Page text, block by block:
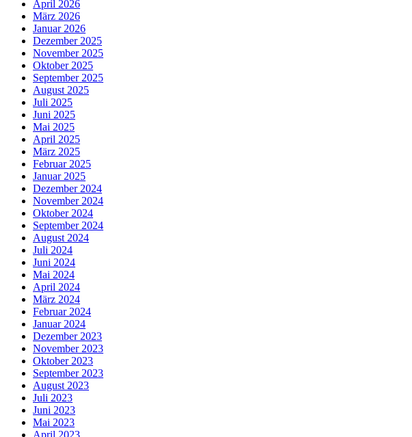
April 2026
März 2026
Januar 2026
Dezember 2025
November 2025
Oktober 2025
September 2025
August 2025
Juli 2025
Juni 2025
Mai 2025
April 2025
März 2025
Februar 2025
Januar 2025
Dezember 2024
November 2024
Oktober 2024
September 2024
August 2024
Juli 2024
Juni 2024
Mai 2024
April 2024
März 2024
Februar 2024
Januar 2024
Dezember 2023
November 2023
Oktober 2023
September 2023
August 2023
Juli 2023
Juni 2023
Mai 2023
April 2023